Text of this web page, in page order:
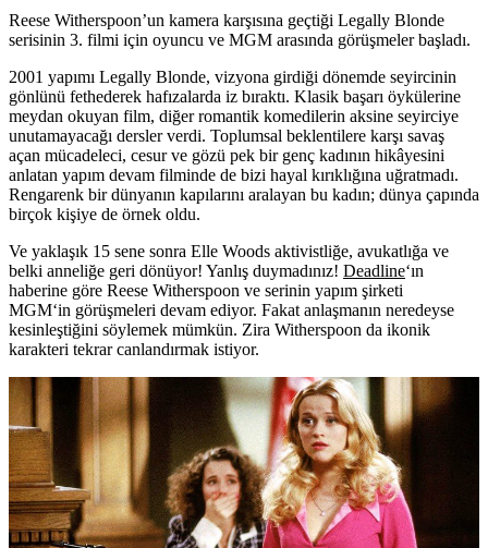
Reese Witherspoon’un kamera karşısına geçtiği Legally Blonde
serisinin 3. filmi için oyuncu ve MGM arasında görüşmeler başladı.
2001 yapımı Legally Blonde, vizyona girdiği dönemde seyircinin
gönlünü fethederek hafızalarda iz bıraktı. Klasik başarı öykülerine
meydan okuyan film, diğer romantik komedilerin aksine seyirciye
unutamayacağı dersler verdi. Toplumsal beklentilere karşı savaş
açan mücadeleci, cesur ve gözü pek bir genç kadının hikâyesini
anlatan yapım devam filminde de bizi hayal kırıklığına uğratmadı.
Rengarenk bir dünyanın kapılarını aralayan bu kadın; dünya çapında
birçok kişiye de örnek oldu.
Ve yaklaşık 15 sene sonra Elle Woods aktivistliğe, avukatlığa ve
belki anneliğe geri dönüyor! Yanlış duymadınız! Deadline‘ın
haberine göre Reese Witherspoon ve serinin yapım şirketi
MGM‘in görüşmeleri devam ediyor. Fakat anlaşmanın neredeyse
kesinleştiğini söylemek mümkün. Zira Witherspoon da ikonik
karakteri tekrar canlandırmak istiyor.